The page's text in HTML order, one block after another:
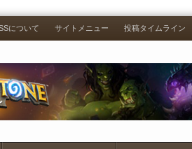
について サイトメニュー 投稿タイムライン